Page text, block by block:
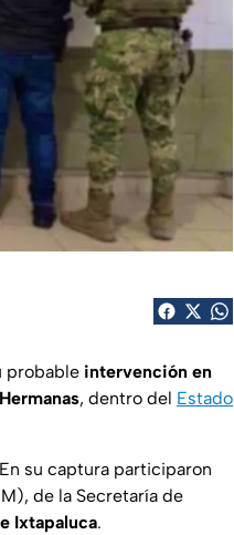
probable intervención en
, dentro del Estado
su captura participaron
de la Secretaría de
Ixtapaluca.